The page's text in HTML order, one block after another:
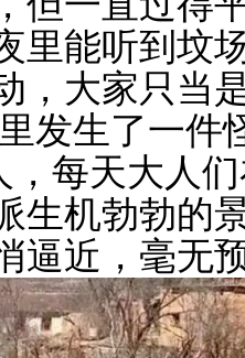
里能听到坟
，大家只当
发生了一件
，每天大人
生机勃勃的
逼近，毫无